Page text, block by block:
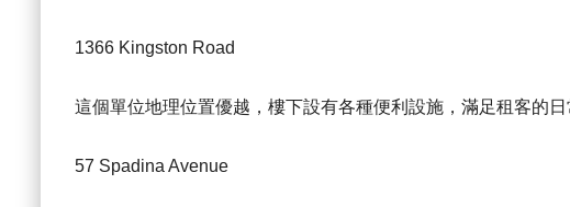
1366 Kingston Road
這個單位地理位置優越，樓下設有各種便利設施，滿足租客的
57 Spadina Avenue